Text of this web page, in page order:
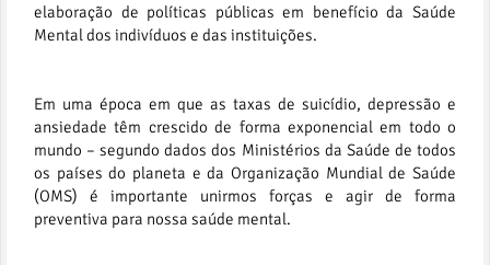
elaboração de políticas públicas em benefício da Saúde
Mental dos indivíduos e das instituições.
Em uma época em que as taxas de suicídio, depressão e
ansiedade têm crescido de forma exponencial em todo o
mundo – segundo dados dos Ministérios da Saúde de todos
os países do planeta e da Organização Mundial de Saúde
(OMS) é importante unirmos forças e agir de forma
preventiva para nossa saúde mental.